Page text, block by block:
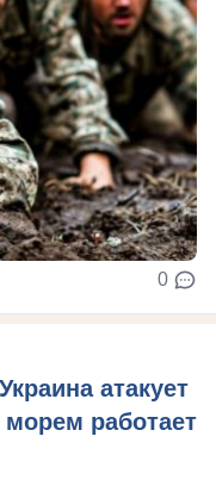
0
атакует
работает